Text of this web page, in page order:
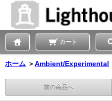
カート
ホーム ＞Ambient/Experimental
前の商品へ